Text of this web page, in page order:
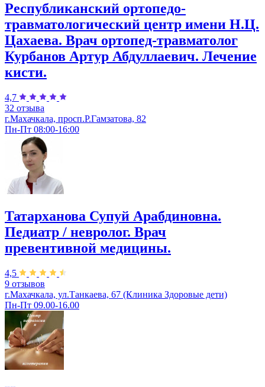
Республиканский ортопедо-
травматологический центр имени Н.Ц.
Цахаева. Врач ортопед-травматолог
Курбанов Артур Абдуллаевич. Лечение
кисти.
4,7
32 отзыва
г.Махачкала, просп.Р.Гамзатова, 82
Пн-Пт 08:00-16:00
Татарханова Супуй Арабдиновна.
Педиатр / невролог. Врач
превентивной медицины.
4,5
9 отзывов
г.Махачкала, ул.Танкаева, 67 (Клиника Здоровые дети)
Пн-Пт 09.00-16.00